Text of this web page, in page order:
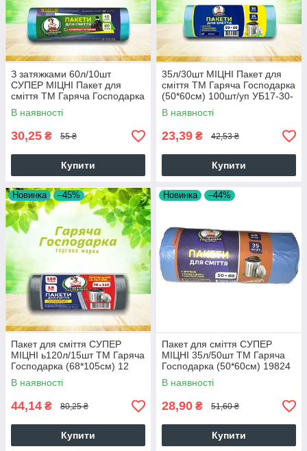
З затяжками 60л/10шт
СУПЕР МІЦНІ Пакет для
сміття ТМ Гаряча Господарка
(57*63 см) 160шт/ящ
В наявності
30,25 ₴ 55 ₴
Купити
35л/30шт МІЦНІ Пакет для
сміття ТМ Гаряча Господарка
(50*60см) 100шт/уп УБ17-30-
20 65324
В наявності
23,39 ₴ 42,53 ₴
Купити
Новинка –45%
Пакет для сміття СУПЕР
МІЦНІ ь120л/15шт ТМ Гаряча
Господарка (68*105см) 12
шт./ящ 38315
В наявності
44,14 ₴ 80,25 ₴
Купити
Новинка –44%
Пакет для сміття СУПЕР
МІЦНІ 35л/50шт ТМ Гаряча
Господарка (50*60см) 19824
В наявності
28,90 ₴ 51,60 ₴
Купити